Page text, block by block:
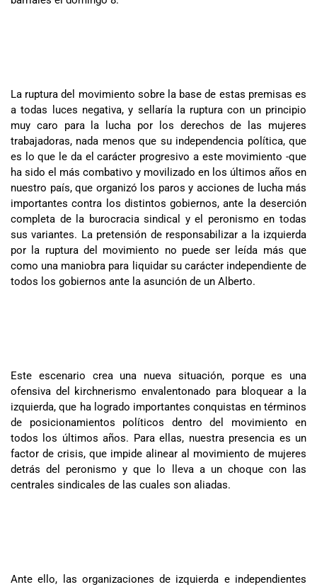
La ruptura del movimiento sobre la base de estas premisas es
a todas luces negativa, y sellaría la ruptura con un principio
muy caro para la lucha por los derechos de las mujeres
trabajadoras, nada menos que su independencia política, que
es lo que le da el carácter progresivo a este movimiento -que
ha sido el más combativo y movilizado en los últimos años en
nuestro país, que organizó los paros y acciones de lucha más
importantes contra los distintos gobiernos, ante la deserción
completa de la burocracia sindical y el peronismo en todas
sus variantes. La pretensión de responsabilizar a la izquierda
por la ruptura del movimiento no puede ser leída más que
como una maniobra para liquidar su carácter independiente de
todos los gobiernos ante la asunción de un Alberto.
Este escenario crea una nueva situación, porque es una
ofensiva del kirchnerismo envalentonado para bloquear a la
izquierda, que ha logrado importantes conquistas en términos
de posicionamientos políticos dentro del movimiento en
todos los últimos años. Para ellas, nuestra presencia es un
factor de crisis, que impide alinear al movimiento de mujeres
detrás del peronismo y que lo lleva a un choque con las
centrales sindicales de las cuales son aliadas.
Ante ello, las organizaciones de izquierda e independientes